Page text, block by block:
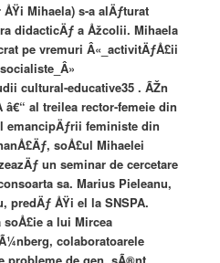
Mihaela) s-a alÄƒturat
didacticÄƒ a Åžcolii. Mihaela
pe vremuri Â«_activitÄƒÅ£ii
cultural-educative35 . ÃŽn
â€“ al treilea rector-femeie din
emancipÄƒrii feministe din
soÅ£ul Mihaelei
un seminar de cercetare
sa. Marius Pieleanu,
predÄƒ ÅŸi el la SNSPA.
soÅ£ie a lui Mircea
colaboratoarele
probleme de gen, sÃ®nt